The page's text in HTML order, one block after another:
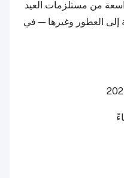
من مستلزمات العيد
إلى العطور وغيرها — في